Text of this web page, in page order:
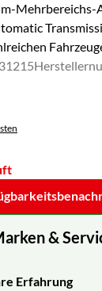
&
Erfahrung